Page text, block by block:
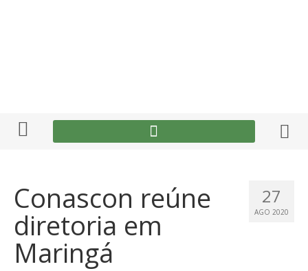
27
AGO 2020
Conascon reúne
diretoria em
Maringá